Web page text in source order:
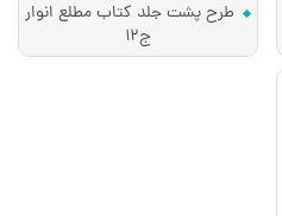
طرح پشت جلد کتاب مطلع انوار
ج12